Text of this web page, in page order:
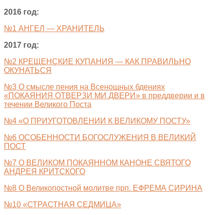
2016 год:
№1 АНГЕЛ — ХРАНИТЕЛЬ
2017 год:
№2 КРЕЩЕНСКИЕ КУПАНИЯ — КАК ПРАВИЛЬНО
ОКУНАТЬСЯ
№3 О смысле пения на Всенощных бдениях
«ПОКАЯНИЯ ОТВЕРЗИ МИ ДВЕРИ» в преддверии и в
течении Великого Поста
№4 «О ПРИУГОТОВЛЕНИИ К ВЕЛИКОМУ ПОСТУ»
№6 ОСОБЕННОСТИ БОГОСЛУЖЕНИЯ В ВЕЛИКИЙ
ПОСТ
№7 О ВЕЛИКОМ ПОКАЯННОМ КАНОНЕ СВЯТОГО
АНДРЕЯ КРИТСКОГО
№8 О Великопостной молитве прп. ЕФРЕМА СИРИНА
№10 «СТРАСТНАЯ СЕДМИЦА»